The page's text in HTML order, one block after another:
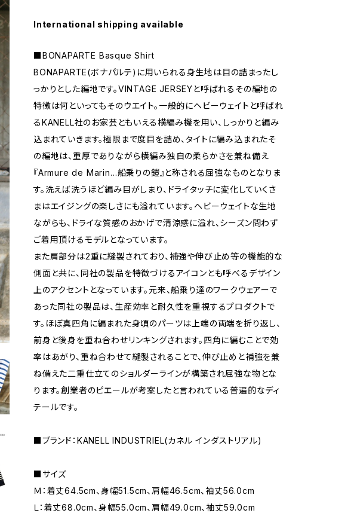
International shipping available
■BONAPARTE Basque Shirt
BONAPARTE(ボナパルテ)に用いられる身生地は目の詰まったし
っかりとした編地です。VINTAGE JERSEYと呼ばれるその編地の
特徴は何といってもそのウエイト。一般的にヘビーウェイトと呼ばれ
るKANELL社のお家芸ともいえる横編み機を用い、しっかりと編み
込まれていきます。極限まで度目を詰め、タイトに編み込まれたそ
の編地は、重厚でありながら横編み独自の柔らかさを兼ね備え
『Armure de Marin…船乗りの鎧』と称される屈強なものとなりま
す。洗えば洗うほど編み目がしまり、ドライタッチに変化していくさ
まはエイジングの楽しさにも溢れています。ヘビーウェイトな生地
ながらも、ドライな質感のおかげで清涼感に溢れ、シーズン問わず
ご着用頂けるモデルとなっています。
また肩部分は2重に縫製されており、補強や伸び止め等の機能的な
側面と共に、同社の製品を特徴づけるアイコンとも呼べるデザイン
上のアクセントとなっています。元来、船乗り達のワークウェアーで
あった同社の製品は、生産効率と耐久性を重視するプロダクトで
す。ほぼ真四角に編まれた身頃のパーツは上端の両端を折り返し、
前身と後身を重ね合わせリンキングされます。四角に編むことで効
率はあがり、重ね合わせて縫製されることで、伸び止めと補強を兼
ね備えた二重仕立てのショルダーラインが構築され屈強な物とな
ります。創業者のピエールが考案したと言われている普遍的なディ
テールです。
■ブランド：KANELL INDUSTRIEL(カネル インダストリアル)
■サイズ
Ｍ：着丈64.5cm、身幅51.5cm、肩幅46.5cm、袖丈56.0cm
Ｌ：着丈68.0cm、身幅55.0cm、肩幅49.0cm、袖丈59.0cm